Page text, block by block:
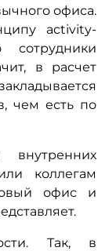
офиса.
activity-
сотрудники
в расчет
чем есть по
коллегам
офис и
Так, в